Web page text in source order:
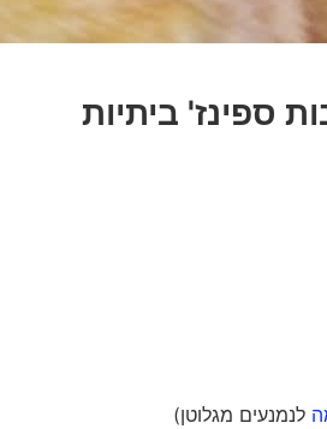
ספינז' ביתיות
לנמנעים מגלוטן)